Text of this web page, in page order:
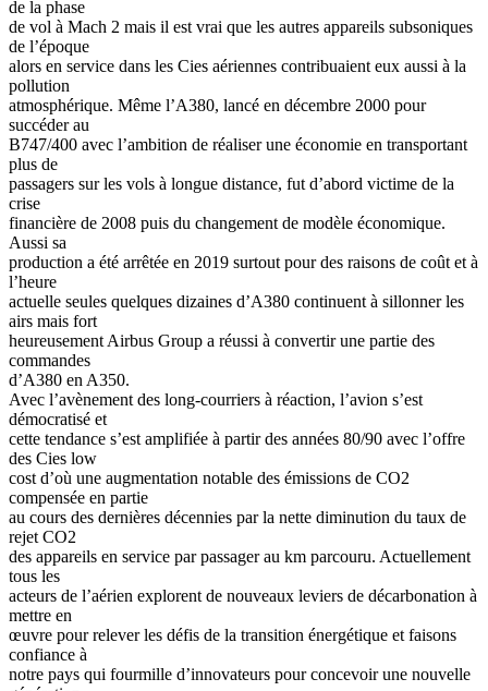
de la phase
de vol à Mach 2 mais il est vrai que les autres appareils subsoniques
de l’époque
alors en service dans les Cies aériennes contribuaient eux aussi à la
pollution
atmosphérique. Même l’A380, lancé en décembre 2000 pour
succéder au
B747/400 avec l’ambition de réaliser une économie en transportant
plus de
passagers sur les vols à longue distance, fut d’abord victime de la
crise
financière de 2008 puis du changement de modèle économique.
Aussi sa
production a été arrêtée en 2019 surtout pour des raisons de coût et à
l’heure
actuelle seules quelques dizaines d’A380 continuent à sillonner les
airs mais fort
heureusement Airbus Group a réussi à convertir une partie des
commandes
d’A380 en A350.
Avec l’avènement des long-courriers à réaction, l’avion s’est
démocratisé et
cette tendance s’est amplifiée à partir des années 80/90 avec l’offre
des Cies low
cost d’où une augmentation notable des émissions de CO2
compensée en partie
au cours des dernières décennies par la nette diminution du taux de
rejet CO2
des appareils en service par passager au km parcouru. Actuellement
tous les
acteurs de l’aérien explorent de nouveaux leviers de décarbonation à
mettre en
œuvre pour relever les défis de la transition énergétique et faisons
confiance à
notre pays qui fourmille d’innovateurs pour concevoir une nouvelle